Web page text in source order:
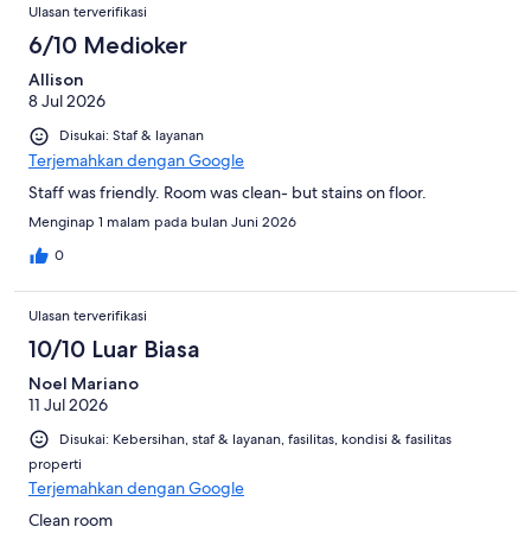
Ulasan terverifikasi
6/10 Medioker
Allison
8 Jul 2026
Disukai: Staf & layanan
Terjemahkan dengan Google
Staff was friendly. Room was clean- but stains on floor.
Menginap 1 malam pada bulan Juni 2026
0
Ulasan terverifikasi
10/10 Luar Biasa
Noel Mariano
11 Jul 2026
Disukai: Kebersihan, staf & layanan, fasilitas, kondisi & fasilitas
properti
Terjemahkan dengan Google
Clean room